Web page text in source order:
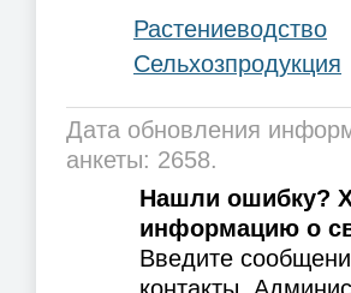
Растениеводство
Сельхозпродукция
Дата обновления
анкеты: 2658.
Нашли ошибку?
информацию о
Введите